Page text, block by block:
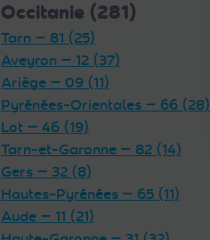
Occitanie (281)
Tarn — 81 (25)
Aveyron — 12 (37)
Ariège — 09 (11)
Pyrénées-Orientales — 66 (28)
Lot — 46 (19)
Tarn-et-Garonne — 82 (14)
Gers — 32 (8)
Hautes-Pyrénées — 65 (11)
Aude — 11 (21)